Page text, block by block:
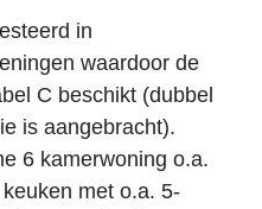
in
waardoor de
C beschikt (dubbel
is aangebracht).
6 kamerwoning o.a.
met o.a. 5-